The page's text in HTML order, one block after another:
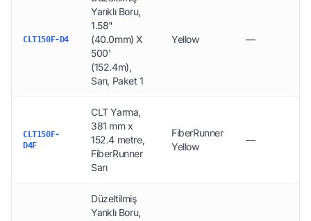
CLT150F-D4
Yarıklı Boru,
1.58"
(40.0mm) X
500'
(152.4m),
Sarı, Paket 1
Yellow —
CLT150F-
D4F
CLT Yarma,
381 mm x
152.4 metre,
FiberRunner
Sarı
FiberRunner
Yellow
—
Düzeltilmiş
Yarıklı Boru,